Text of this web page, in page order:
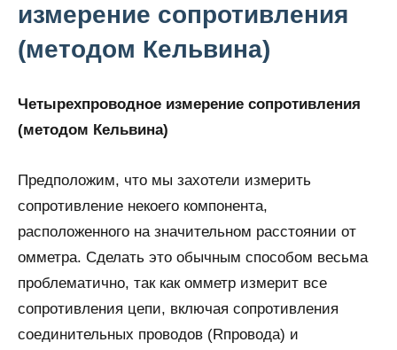
измерение сопротивления
(методом Кельвина)
Четырехпроводное измерение сопротивления
(методом Кельвина)
Предположим, что мы захотели измерить
сопротивление некоего компонента,
расположенного на значительном расстоянии от
омметра. Сделать это обычным способом весьма
проблематично, так как омметр измерит все
сопротивления цепи, включая сопротивления
соединительных проводов (Rпровода) и